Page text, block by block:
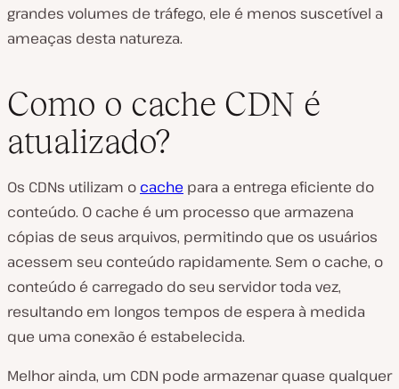
grandes volumes de tráfego, ele é menos suscetível a
ameaças desta natureza.
Como o cache CDN é
atualizado?
Os CDNs utilizam o cache para a entrega eficiente do
conteúdo. O cache é um processo que armazena
cópias de seus arquivos, permitindo que os usuários
acessem seu conteúdo rapidamente. Sem o cache, o
conteúdo é carregado do seu servidor toda vez,
resultando em longos tempos de espera à medida
que uma conexão é estabelecida.
Melhor ainda, um CDN pode armazenar quase qualquer